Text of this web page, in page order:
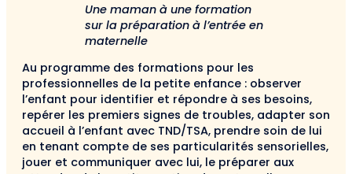
Une maman à une formation
sur la préparation à l’entrée en
maternelle
Au programme des formations pour les
professionnelles de la petite enfance : observer
l’enfant pour identifier et répondre à ses besoins,
repérer les premiers signes de troubles, adapter son
accueil à l’enfant avec TND/TSA, prendre soin de lui
en tenant compte de ses particularités sensorielles,
jouer et communiquer avec lui, le préparer aux